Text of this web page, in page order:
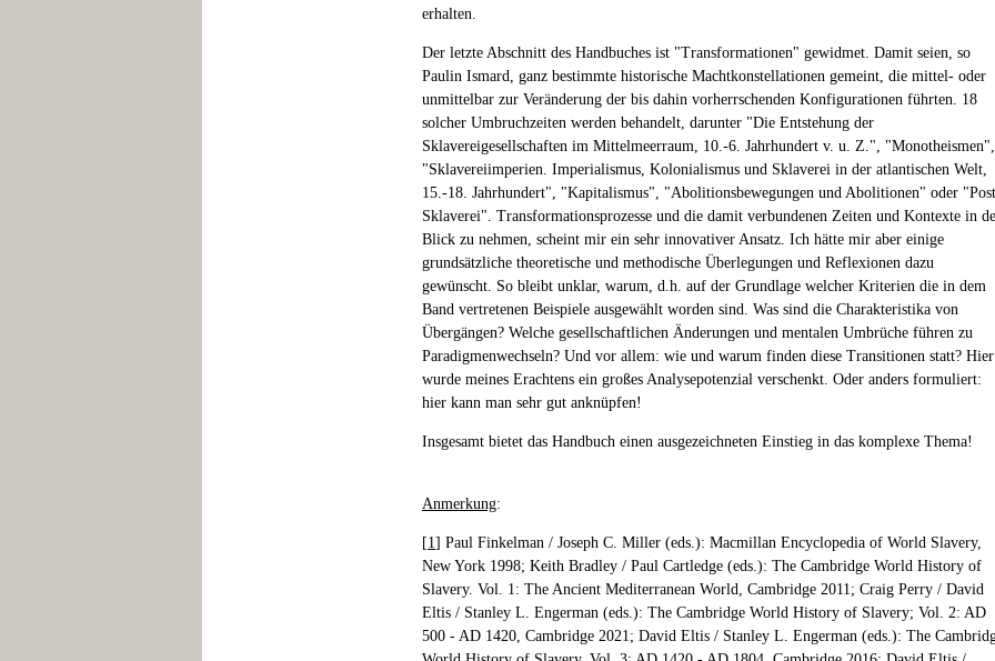
erhalten.
Der letzte Abschnitt des Handbuches ist "Transformationen" gewidmet. Damit seien, so
Paulin Ismard, ganz bestimmte historische Machtkonstellationen gemeint, die mittel- oder
unmittelbar zur Veränderung der bis dahin vorherrschenden Konfigurationen führten. 18
solcher Umbruchzeiten werden behandelt, darunter "Die Entstehung der
Sklavereigesellschaften im Mittelmeerraum, 10.-6. Jahrhundert v. u. Z.", "Monotheismen",
"Sklavereiimperien. Imperialismus, Kolonialismus und Sklaverei in der atlantischen Welt,
15.-18. Jahrhundert", "Kapitalismus", "Abolitionsbewegungen und Abolitionen" oder
Sklaverei". Transformationsprozesse und die damit verbundenen Zeiten und Kontexte in
Blick zu nehmen, scheint mir ein sehr innovativer Ansatz. Ich hätte mir aber einige
grundsätzliche theoretische und methodische Überlegungen und Reflexionen dazu
gewünscht. So bleibt unklar, warum, d.h. auf der Grundlage welcher Kriterien die in dem
Band vertretenen Beispiele ausgewählt worden sind. Was sind die Charakteristika von
Übergängen? Welche gesellschaftlichen Änderungen und mentalen Umbrüche führen zu
Paradigmenwechseln? Und vor allem: wie und warum finden diese Transitionen statt? Hier
wurde meines Erachtens ein großes Analysepotenzial verschenkt. Oder anders formuliert:
hier kann man sehr gut anknüpfen!
Insgesamt bietet das Handbuch einen ausgezeichneten Einstieg in das komplexe Thema!
Anmerkung:
[1] Paul Finkelman / Joseph C. Miller (eds.): Macmillan Encyclopedia of World Slavery,
New York 1998; Keith Bradley / Paul Cartledge (eds.): The Cambridge World History of
Slavery. Vol. 1: The Ancient Mediterranean World, Cambridge 2011; Craig Perry / David
Eltis / Stanley L. Engerman (eds.): The Cambridge World History of Slavery; Vol. 2: AD
500 - AD 1420, Cambridge 2021; David Eltis / Stanley L. Engerman (eds.): The